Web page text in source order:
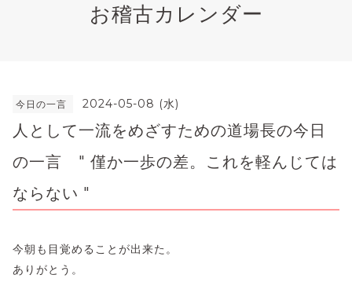
お稽古カレンダー
今日の一言 2024-05-08 (水)
人として一流をめざすための道場長の今日
の一言 " 僅か一歩の差。これを軽んじては
ならない "
今朝も目覚めることが出来た。
ありがとう。